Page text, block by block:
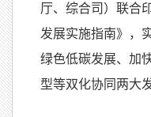
厅、综合司）联合
发展实施指南》，
绿色低碳发展、加
型等双化协同两大